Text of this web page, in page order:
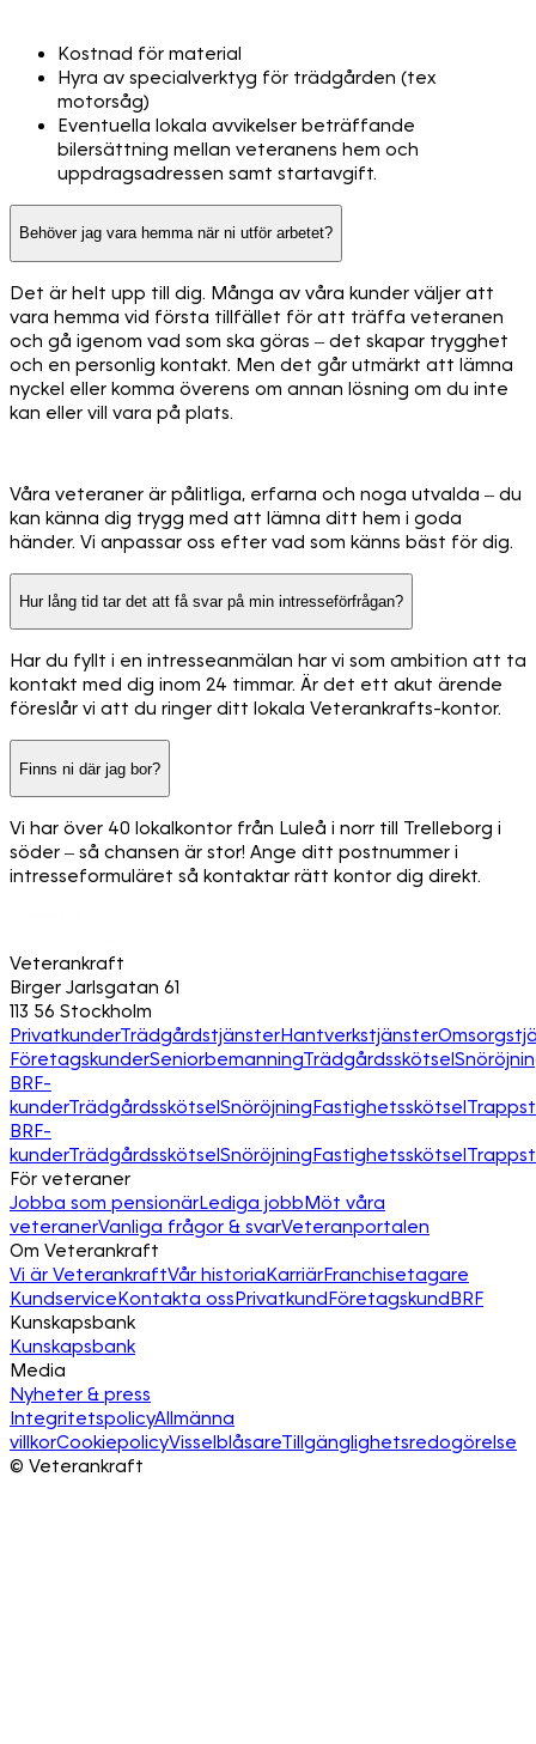
Kostnad för material
Hyra av specialverktyg för trädgården (tex
motorsåg)
Eventuella lokala avvikelser beträffande
bilersättning mellan veteranens hem och
uppdragsadressen samt startavgift.
Behöver jag vara hemma när ni utför arbetet?
Det är helt upp till dig. Många av våra kunder väljer att
vara hemma vid första tillfället för att träffa veteranen
och gå igenom vad som ska göras – det skapar trygghet
och en personlig kontakt. Men det går utmärkt att lämna
nyckel eller komma överens om annan lösning om du inte
kan eller vill vara på plats.
Våra veteraner är pålitliga, erfarna och noga utvalda – du
kan känna dig trygg med att lämna ditt hem i goda
händer. Vi anpassar oss efter vad som känns bäst för dig.
Hur lång tid tar det att få svar på min intresseförfrågan?
Har du fyllt i en intresseanmälan har vi som ambition att ta
kontakt med dig inom 24 timmar. Är det ett akut ärende
föreslår vi att du ringer ditt lokala Veterankrafts-kontor.
Finns ni där jag bor?
Vi har över 40 lokalkontor från Luleå i norr till Trelleborg i
söder – så chansen är stor! Ange ditt postnummer i
intresseformuläret så kontaktar rätt kontor dig direkt.
Veterankraft
Birger Jarlsgatan 61
113 56 Stockholm
PrivatkunderTrädgårdstjänsterHantverkstjänster
FöretagskunderSeniorbemanningTrädgårdsskötsel
BRF-
kunderTrädgårdsskötselSnöröjningFastighetsskötsel
BRF-
kunderTrädgårdsskötselSnöröjningFastighetsskötsel
För veteraner
Jobba som pensionärLediga jobbMöt våra
veteranerVanliga frågor & svarVeteranportalen
Om Veterankraft
Vi är VeterankraftVår historiaKarriärFranchisetagare
KundserviceKontakta ossPrivatkundFöretagskundBRF
Kunskapsbank
Kunskapsbank
Media
Nyheter & press
IntegritetspolicyAllmänna
villkorCookiepolicyVisselblåsareTillgänglighetsredogörelse
© Veterankraft